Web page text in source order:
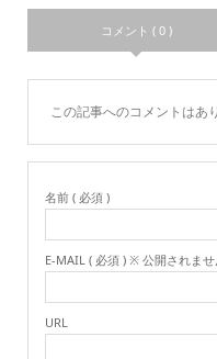
コメント ( 0 )
この記事へのコメントはあ
名前 ( 必須 )
E-MAIL ( 必須 ) ※ 公開されませ
URL